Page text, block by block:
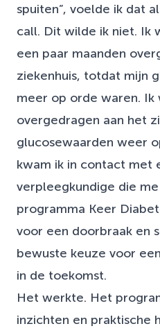
spuiten”, voelde ik dat
call. Dit wilde ik niet. Ik
een paar maanden
ziekenhuis, totdat mijn
meer op orde waren.
overgedragen aan het
glucosewaarden weer
kwam ik in contact met
verpleegkundige die
programma Keer
voor een doorbraak en
bewuste keuze voor
in de toekomst.
Het werkte. Het
inzichten en praktische